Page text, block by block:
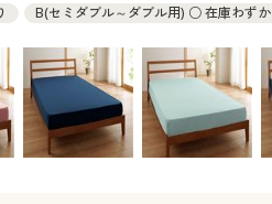
B(セミダブル～ダブル用) ○ 在庫わずか